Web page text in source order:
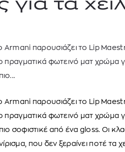
ΓΥΑΛΙΑ ΗΛΙΟΥ A52S/ZVN4I0/52 ΑΝΔΡΙΚΟ
τα
παρουσιάζει το Lip
φωτεινό ματ χρώμα για
παρουσιάζει το Lip
φωτεινό ματ χρώμα για
σοφιστικέ από ένα gloss. Οι
που δεν ξεραίνει ποτέ τα